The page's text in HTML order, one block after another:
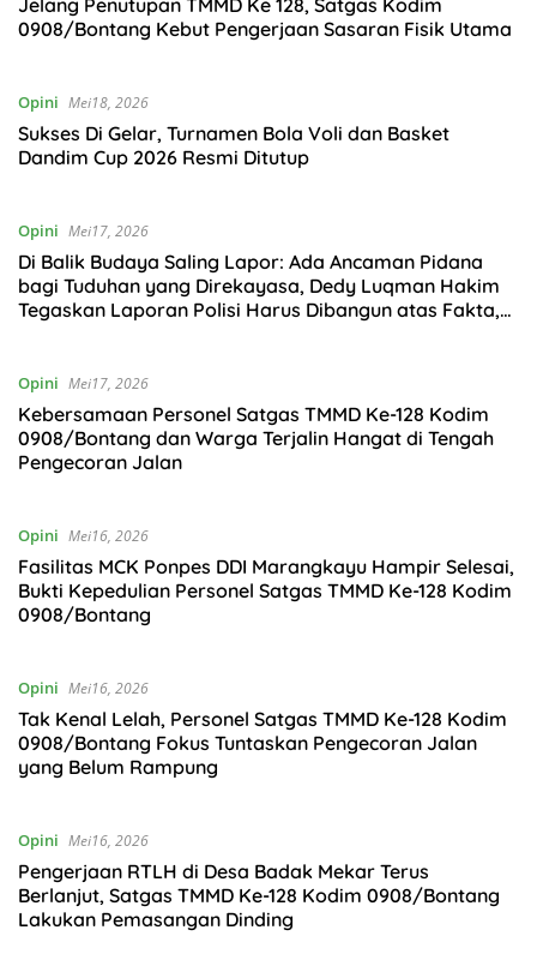
0908/Bontang Kebut Pengerjaan Sasaran Fisik Utama
Opini Mei18, 2026
Sukses Di Gelar, Turnamen Bola Voli dan Basket
Dandim Cup 2026 Resmi Ditutup
Opini Mei17, 2026
Di Balik Budaya Saling Lapor: Ada Ancaman Pidana
bagi Tuduhan yang Direkayasa, Dedy Luqman Hakim
Tegaskan Laporan Polisi Harus Dibangun atas Fakta,
Opini Mei17, 2026
Kebersamaan Personel Satgas TMMD Ke-128 Kodim
0908/Bontang dan Warga Terjalin Hangat di Tengah
Pengecoran Jalan
Opini Mei16, 2026
Fasilitas MCK Ponpes DDI Marangkayu Hampir Selesai,
Bukti Kepedulian Personel Satgas TMMD Ke-128 Kodim
0908/Bontang
Opini Mei16, 2026
Tak Kenal Lelah, Personel Satgas TMMD Ke-128 Kodim
0908/Bontang Fokus Tuntaskan Pengecoran Jalan
yang Belum Rampung
Opini Mei16, 2026
Pengerjaan RTLH di Desa Badak Mekar Terus
Berlanjut, Satgas TMMD Ke-128 Kodim 0908/Bontang
Lakukan Pemasangan Dinding